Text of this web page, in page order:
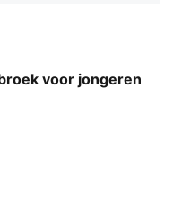
voor jongeren
Glowing Red